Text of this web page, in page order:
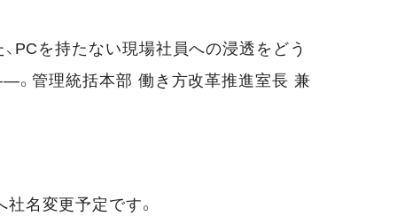
PCを持たない現場社員への浸透をどう
。管理統括本部 働き方改革推進室長 兼
名変更予定です。